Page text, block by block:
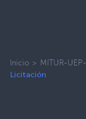
Inicio > MITUR-
Licitación